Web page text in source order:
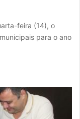
feira (14), o
para o ano